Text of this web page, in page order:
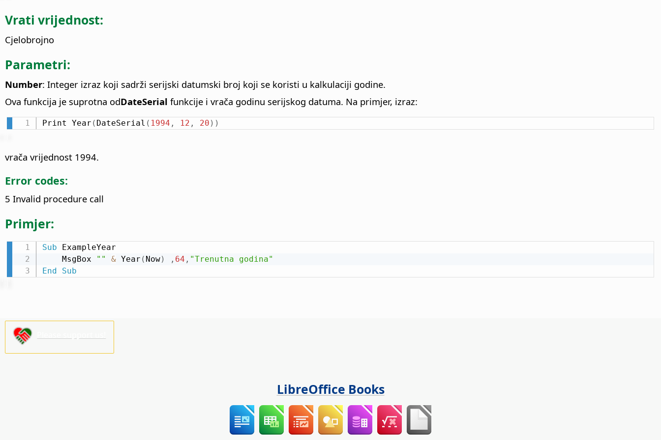
Vrati vrijednost:
Cjelobrojno
Parametri:
Number: Integer izraz koji sadrži serijski datumski broj koji se koristi u kalkulaciji godine.
Ova funkcija je suprotna odDateSerial funkcije i vrača godinu serijskog datuma. Na primjer, izraz:
Print Year ( DateSerial ( 1994 , 12 , 20 ) )
vrača vrijednost 1994.
Error codes:
5 Invalid procedure call
Primjer:
Sub ExampleYear
    MsgBox
"" & Year ( Now) , 64 , "Trenutna godina"
End
Sub
LibreOffice Books